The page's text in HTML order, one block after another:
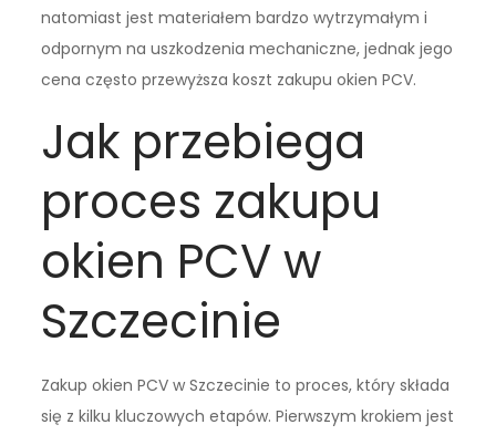
natomiast jest materiałem bardzo wytrzymałym i
odpornym na uszkodzenia mechaniczne, jednak jego
cena często przewyższa koszt zakupu okien PCV.
Jak przebiega
proces zakupu
okien PCV w
Szczecinie
Zakup okien PCV w Szczecinie to proces, który składa
się z kilku kluczowych etapów. Pierwszym krokiem jest